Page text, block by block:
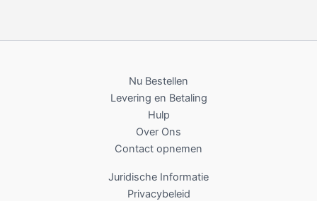
Nu Bestellen
Levering en Betaling
Hulp
Over Ons
Contact opnemen
Juridische Informatie
Privacybeleid